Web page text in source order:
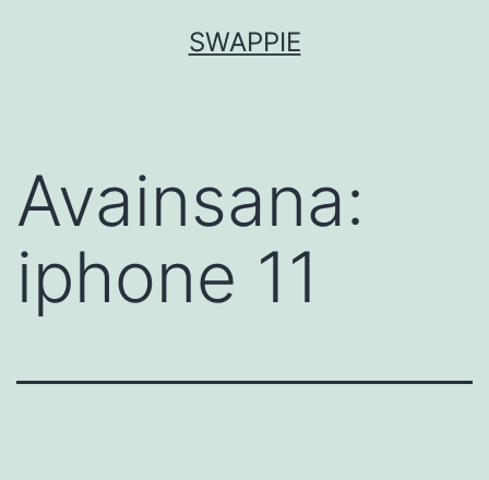
SWAPPIE
Avainsana:
iphone 11